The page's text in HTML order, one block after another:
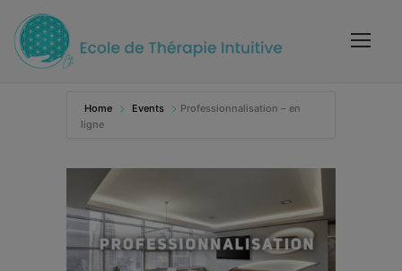
Home Events
Professionnalisation – en
ligne